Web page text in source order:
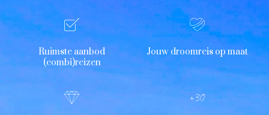
Ruimste aanbod
(combi)reizen
Jouw droomreis op maat